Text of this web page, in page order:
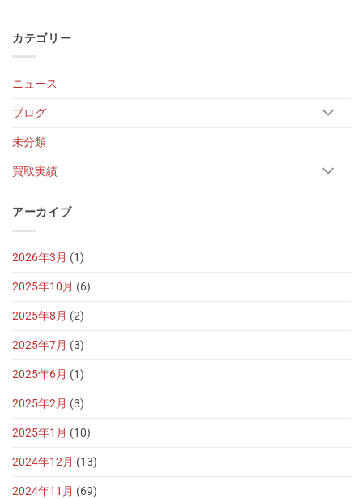
カテゴリー
ニュース
ブログ
未分類
買取実績
アーカイブ
2026年3月 (1)
2025年10月 (6)
2025年8月 (2)
2025年7月 (3)
2025年6月 (1)
2025年2月 (3)
2025年1月 (10)
2024年12月 (13)
2024年11月 (69)